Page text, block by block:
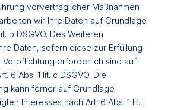
vorvertraglicher Maßnahmen
wir Ihre Daten auf Grundlage
b DSGVO. Des Weiteren
Daten, sofern diese zur Erfüllung
Verpflichtung erforderlich sind auf
6 Abs. 1 lit. c DSGVO. Die
kann ferner auf Grundlage
Interesses nach Art. 6 Abs. 1 lit. f